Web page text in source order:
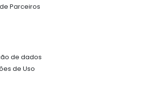
Parceiros
de dados
de Uso